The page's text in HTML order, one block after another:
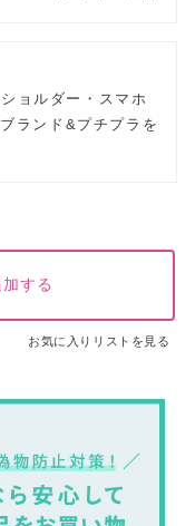
ョルダー・スマホ
ランド&プチプラを
する
お気に入りリストを見る